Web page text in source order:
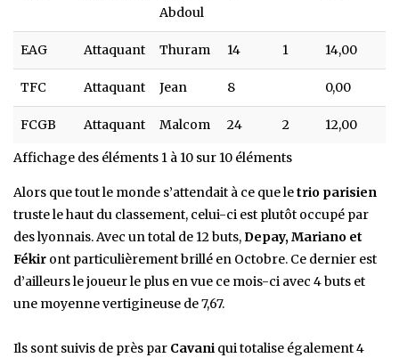
Abdoul
EAG Attaquant Thuram 14 1 14,00
TFC Attaquant Jean 8 0,00
FCGB Attaquant Malcom 24 2 12,00
Affichage des éléments 1 à 10 sur 10 éléments
Alors que tout le monde s’attendait à ce que letrio parisien
truste le haut du classement, celui-ci est plutôt occupé par
des lyonnais. Avec un total de 12 buts,Depay, Mariano et
Fékir ont particulièrement brillé en Octobre. Ce dernier est
d’ailleurs le joueur le plus en vue ce mois-ci avec 4 buts et
une moyenne vertigineuse de 7,67.
Ils sont suivis de près par Cavani qui totalise également 4